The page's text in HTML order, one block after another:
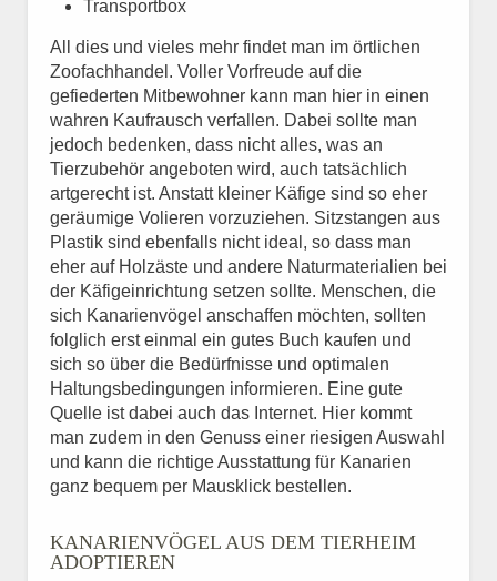
Transportbox
All dies und vieles mehr findet man im örtlichen
Zoofachhandel. Voller Vorfreude auf die
gefiederten Mitbewohner kann man hier in einen
wahren Kaufrausch verfallen. Dabei sollte man
jedoch bedenken, dass nicht alles, was an
Tierzubehör angeboten wird, auch tatsächlich
artgerecht ist. Anstatt kleiner Käfige sind so eher
geräumige Volieren vorzuziehen. Sitzstangen aus
Plastik sind ebenfalls nicht ideal, so dass man
eher auf Holzäste und andere Naturmaterialien bei
der Käfigeinrichtung setzen sollte. Menschen, die
sich Kanarienvögel anschaffen möchten, sollten
folglich erst einmal ein gutes Buch kaufen und
sich so über die Bedürfnisse und optimalen
Haltungsbedingungen informieren. Eine gute
Quelle ist dabei auch das Internet. Hier kommt
man zudem in den Genuss einer riesigen Auswahl
und kann die richtige Ausstattung für Kanarien
ganz bequem per Mausklick bestellen.
KANARIENVÖGEL AUS DEM TIERHEIM
ADOPTIEREN